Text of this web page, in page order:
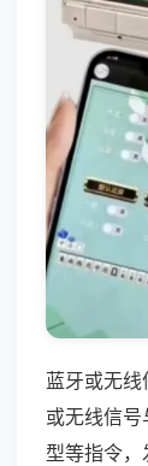
蓝牙或无
或无线信
型等指令